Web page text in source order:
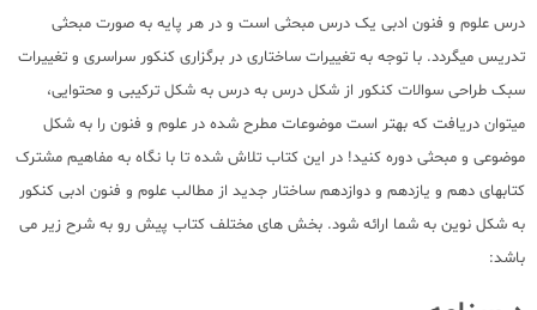
درس علوم و فنون ادبی یک درس مبحثی است و در هر پایه به صورت مبحثی
تدریس میگردد. با توجه به تغییرات ساختاری در برگزاری کنکور سراسری و تغییرات
سبک طراحی سوالات کنکور از شکل درس به درس به شکل ترکیبی و محتوایی،
میتوان دریافت که بهتر است موضوعات مطرح شده در علوم و فنون را به شکل
موضوعی و مبحثی دوره کنید! در این کتاب تلاش شده تا با نگاه به مفاهیم مشترک
کتابهای دهم و یازدهم و دوازدهم ساختار جدید از مطالب علوم و فنون ادبی کنکور
به شکل نوین به شما ارائه شود. بخش های مختلف کتاب پیش رو به شرح زیر می
باشد: